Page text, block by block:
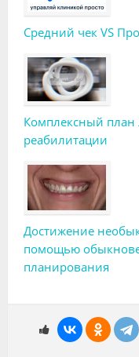
Средний чек VS
Комплексный план
реабилитации
Достижение
помощью
планирования